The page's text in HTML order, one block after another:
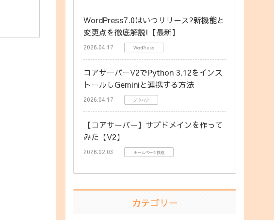
WordPress7.0はいつリリース?新機能と
変更点を徹底解説!【最新】
2026.04.17 WordPress
コアサーバーV2でPython 3.12をインス
トールしGeminiと連携する方法
2026.04.17 ノウハウ
【コアサーバー】サブドメインを作って
みた【V2】
2026.02.03 ホームページ作成
カテゴリー